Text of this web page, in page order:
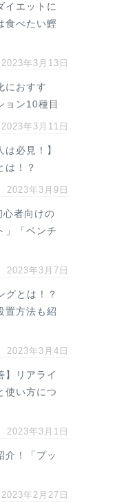
イエットに
食べたい鰹
2023年3月13日
におすす
ョン10種目
2023年3月11日
は必見！】
は！？
2023年3月9日
心者向けの
」「ベンチ
2023年3月7日
グとは！？
置方法も紹
2023年3月4日
】リアライ
使い方につ
2023年3月1日
介！「プッ
2023年2月27日